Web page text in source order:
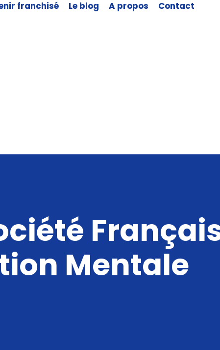
franchisé Le blog A propos Contact
Mentale